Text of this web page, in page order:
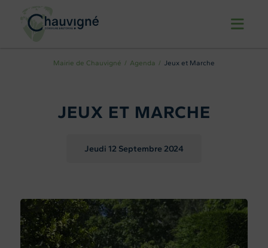
Mairie de Chauvigné Agenda Jeux et Marche
JEUX ET MARCHE
Jeudi 12 Septembre 2024